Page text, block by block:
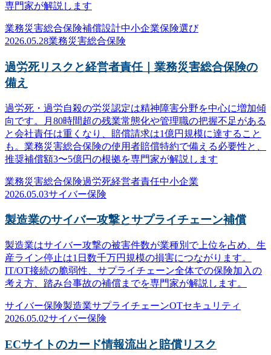
専門家が解説します
業務災害総合保険補償設計中小企業保険選び
2026.05.28業務災害総合保険
過労死リスクと経営者責任｜業務災害総合保険の
備え
過労死・過労自殺の労災認定は精神障害分野を中心に増加傾
向です。月80時間超の残業常態化や管理職の把握不足がある
と会社責任は重くなり、賠償請求は1億円規模に達すること
も。業務災害総合保険の使用者賠償特約で備える必要性と、
推奨補償額3〜5億円の根拠を専門家が解説します
業務災害総合保険過労死経営者責任中小企業
2026.05.03サイバー保険
製造業のサイバー攻撃とサプライチェーン補償
製造業はサイバー攻撃の被害件数が業種別で上位を占め、生
産ライン停止は1日数千万円規模の損害につながります。
IT/OT接続の脆弱性、サプライチェーン全体での保険加入の
考え方、踏み台事故の補償までを専門家が解説します。
サイバー保険製造業サプライチェーンOTセキュリティ
2026.05.02サイバー保険
ECサイトのカード情報流出と賠償リスク